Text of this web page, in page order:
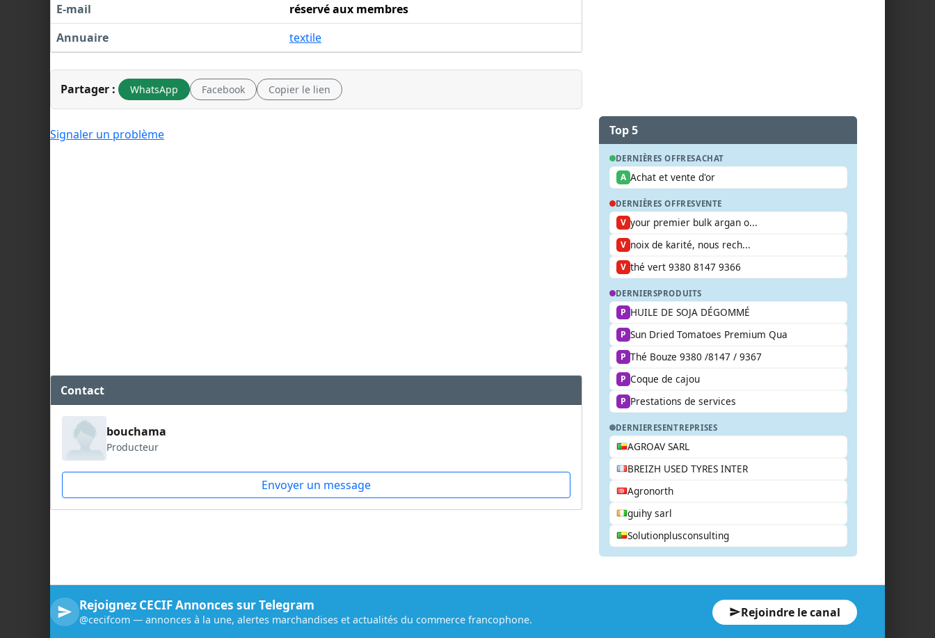
E-mail
réservé aux membres
Annuaire
textile
Partager : WhatsApp Facebook Copier le lien
Signaler un problème
Contact
bouchama
Producteur
Envoyer un message
Top 5
DERNIÈRES OFFRESACHAT
A Achat et vente d'or
DERNIÈRES OFFRESVENTE
V your premier bulk argan o...
V noix de karité, nous rech...
V thé vert 9380 8147 9366
DERNIERSPRODUITS
P HUILE DE SOJA DÉGOMMÉ
P Sun Dried Tomatoes Premium Qua
P Thé Bouze 9380 /8147 / 9367
P Coque de cajou
P Prestations de services
DERNIERESENTREPRISES
AGROAV SARL
BREIZH USED TYRES INTER
Agronorth
guihy sarl
Solutionplusconsulting
Rejoignez CECIF Annonces sur Telegram
@cecifcom — annonces à la une, alertes marchandises et actualités du commerce francophone. Rejoindre le canal